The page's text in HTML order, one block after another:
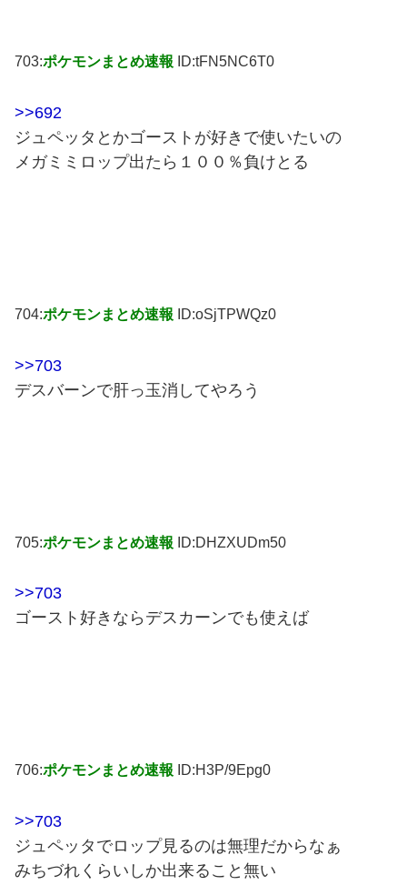
703:ポケモンまとめ速報 ID:tFN5NC6T0
>>692
ジュペッタとかゴーストが好きで使いたいの
メガミミロップ出たら１００％負けとる
704:ポケモンまとめ速報 ID:oSjTPWQz0
>>703
デスバーンで肝っ玉消してやろう
705:ポケモンまとめ速報 ID:DHZXUDm50
>>703
ゴースト好きならデスカーンでも使えば
706:ポケモンまとめ速報 ID:H3P/9Epg0
>>703
ジュペッタでロップ見るのは無理だからなぁ
みちづれくらいしか出来ること無い